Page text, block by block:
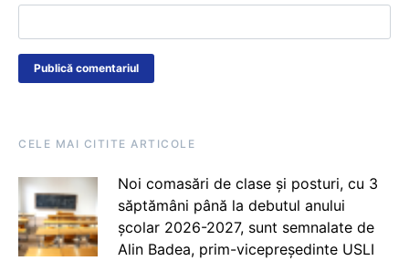
CELE MAI CITITE ARTICOLE
Noi comasări de clase și posturi, cu 3
săptămâni până la debutul anului
școlar 2026-2027, sunt semnalate de
Alin Badea, prim-vicepreședinte USLI